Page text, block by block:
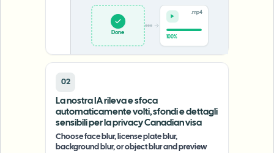
Done
100%
.mp4
02
La nostra IA rileva e sfoca
automaticamente volti, sfondi e dettagli
sensibili per la privacy Canadian visa
Choose face blur, license plate blur,
background blur, or object blur and preview